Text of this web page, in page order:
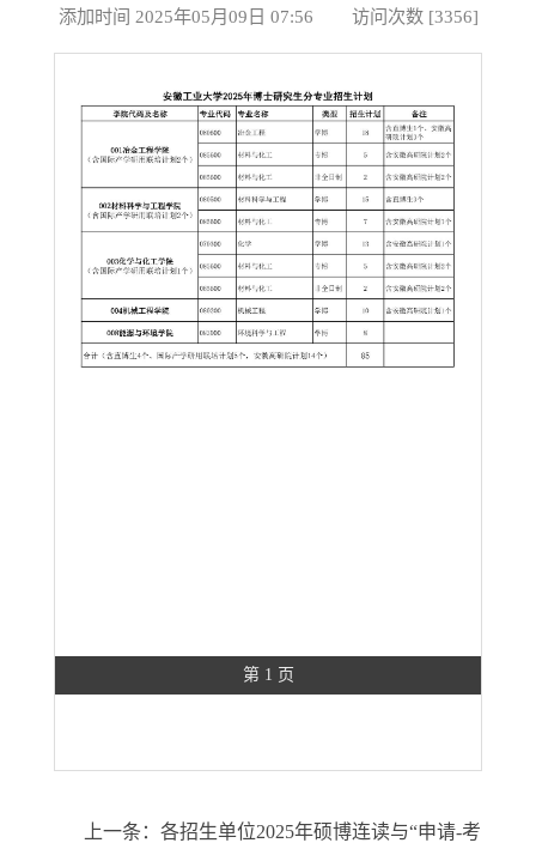
添加时间 2025年05月09日 07:56 访问次数 [3356]
第 1 页
上一条： 各招生单位2025年硕博连读与“申请-考